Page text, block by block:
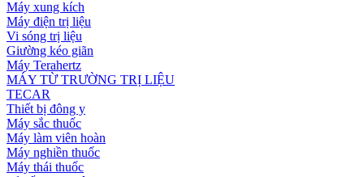
Máy xung kích
Máy điện trị liệu
Vi sóng trị liệu
Giường kéo giãn
Máy Terahertz
MÁY TỪ TRƯỜNG TRỊ LIỆU
TECAR
Thiết bị đông y
Máy sắc thuốc
Máy làm viên hoàn
Máy nghiền thuốc
Máy thái thuốc